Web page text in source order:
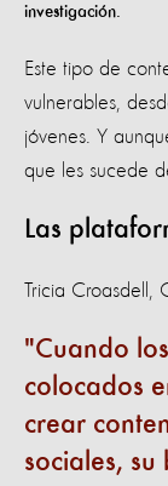
investigación.
Este tipo de
vulnerables,
jóvenes. Y
que les sucede
Las
Tricia Croasdell,
Cuando
colocados
crear
sociales,